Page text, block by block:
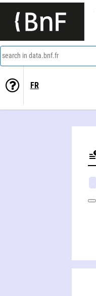
search in data.bnf.fr
FR